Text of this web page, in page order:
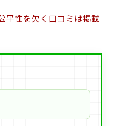
平性を欠く口コミは掲載